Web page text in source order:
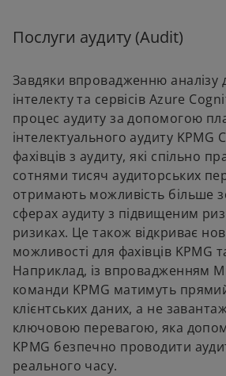
Послуги аудиту (Audit)
Завдяки впровадженню аналізу
інтелекту та сервісів Azure
процес аудиту за допомогою
інтелектуального аудиту KPMG
фахівців з аудиту, які спільно
сотнями тисяч аудиторських
отримають можливість більше
сферах аудиту з підвищеним
ризиках. Це також відкриває
можливості для фахівців KPMG та
Наприклад, із впровадженням
команди KPMG матимуть
клієнтських даних, а не
ключовою перевагою, яка
KPMG безпечно проводити
реального часу.